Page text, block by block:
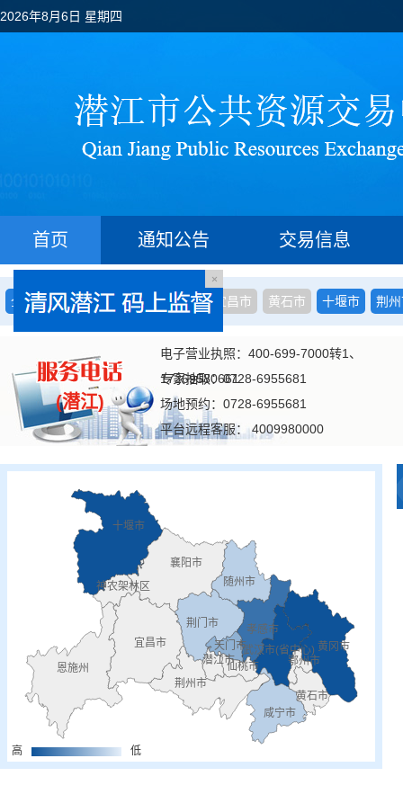
2026年8月6日 星期四
首页 通知公告 交易信息
全省 省中心 武汉市 襄阳市 宜昌市 黄石市 十堰市 荆
(潜江)
电子营业执照：400-699-7000转1、
17269580661
专家抽取：0728-6955681
场地预约：0728-6955681
平台远程客服： 4009980000